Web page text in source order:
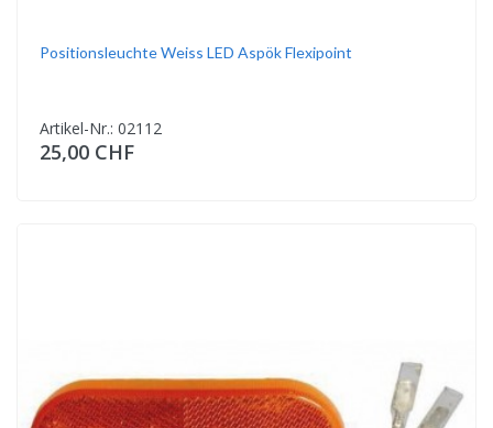
Positionsleuchte Weiss LED Aspök Flexipoint
Artikel-Nr.: 02112
25,00 CHF